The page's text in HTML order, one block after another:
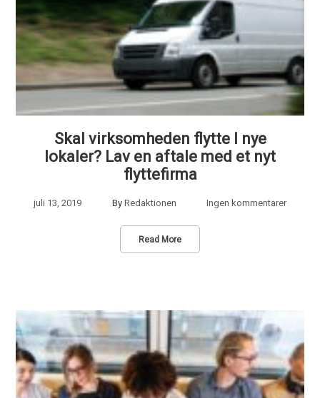
Skal virksomheden flytte I nye
lokaler? Lav en aftale med et nyt
flyttefirma
juli 13, 2019 By Redaktionen Ingen kommentarer
Read More